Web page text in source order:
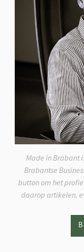
Made in Brabant
Brabantse
button om het
daarop artikelen,